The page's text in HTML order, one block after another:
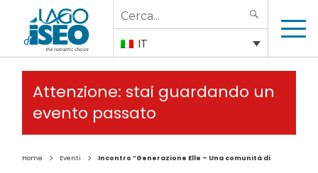
Search
for:
IT
Attenzione: stai guardando un
evento passato
Home > Eventi > Incontro “Generazione Elle – Una comunità di